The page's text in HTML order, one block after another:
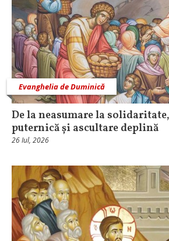
Evanghelia de Duminică
De la neasumare la
puternică și ascultare deplină
26 Iul, 2026